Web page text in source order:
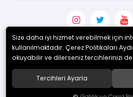
© 2020Enotek Mühendislik ve
Size daha iyi hizmet verebilmek için
kullanılmaktadır. Çerez Politikaları
okuyabilir ve dilerseniz tercihlerinizi
Tercihleri Ayarla